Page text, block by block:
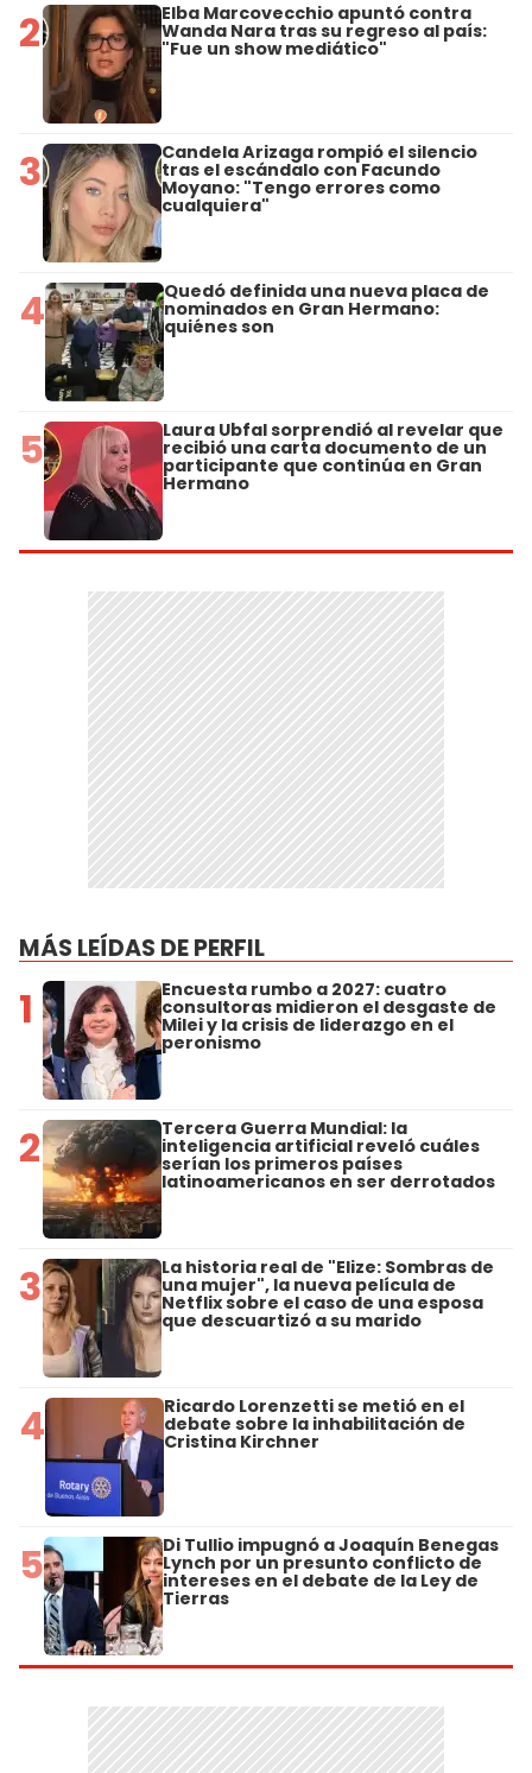
2 Elba Marcovecchio apuntó contra
Wanda Nara tras su regreso al país:
"Fue un show mediático"
3 Candela Arizaga rompió el silencio
tras el escándalo con Facundo
Moyano: "Tengo errores como
cualquiera"
4 Quedó definida una nueva placa de
nominados en Gran Hermano:
quiénes son
5 Laura Ubfal sorprendió al revelar que
recibió una carta documento de un
participante que continúa en Gran
Hermano
MÁS LEÍDAS DE PERFIL
1 Encuesta rumbo a 2027: cuatro
consultoras midieron el desgaste de
Milei y la crisis de liderazgo en el
peronismo
2 Tercera Guerra Mundial: la
inteligencia artificial reveló cuáles
serían los primeros países
latinoamericanos en ser derrotados
3 La historia real de "Elize: Sombras de
una mujer", la nueva película de
Netflix sobre el caso de una esposa
que descuartizó a su marido
4 Ricardo Lorenzetti se metió en el
debate sobre la inhabilitación de
Cristina Kirchner
5 Di Tullio impugnó a Joaquín Benegas
Lynch por un presunto conflicto de
intereses en el debate de la Ley de
Tierras